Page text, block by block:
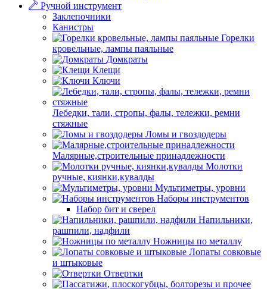
Ручной инструмент
Заклепочники
Канистры
Горелки
кровельные, лампы паяльные
Домкраты
Клещи
Ключи
Лебедки, тали, стропы, фалы, тележки, ремни
стяжные
Ломы и гвоздодеры
Малярные,строительные принадлежности
Молотки
ручные, киянки,кувалды
Мультиметры, уровни
Наборы инструментов
Набор бит и сверел
Напильники,
рашпили, надфили
Ножницы по металлу
Лопаты совковые
и штыковые
Отвертки